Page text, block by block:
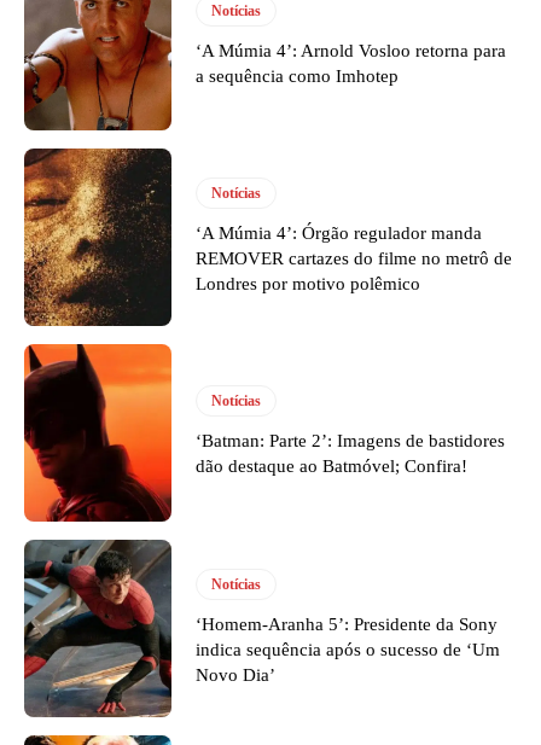
Notícias
‘A Múmia 4’: Arnold Vosloo retorna para
a sequência como Imhotep
Notícias
‘A Múmia 4’: Órgão regulador manda
REMOVER cartazes do filme no metrô de
Londres por motivo polêmico
Notícias
‘Batman: Parte 2’: Imagens de bastidores
dão destaque ao Batmóvel; Confira!
Notícias
‘Homem-Aranha 5’: Presidente da Sony
indica sequência após o sucesso de ‘Um
Novo Dia’